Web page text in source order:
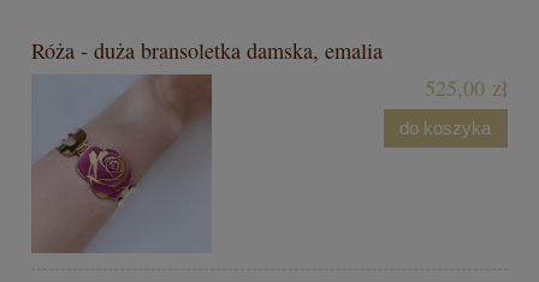
Róża - duża bransoletka damska, emalia
525,00 zł
do koszyka